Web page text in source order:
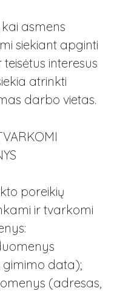
kai asmens
siekiant apginti
interesus
atrinkti
darbo vietas.
poreikių
ir tvarkomi
data);
(adresas,